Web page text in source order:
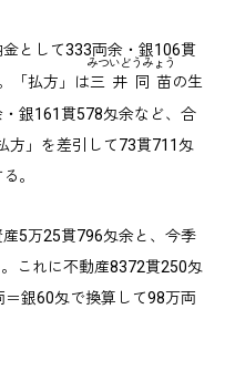
として333両余・銀106貫
「払方」は三井同苗
みついどうみょう
の生
銀161貫578匁余など、合
方」を差引して73貫711匁
。
5万25貫796匁余と、今季
これに不動産8372貫250匁
銀60匁で換算して98万両